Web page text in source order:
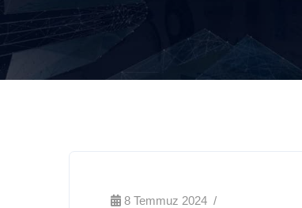
8 Temmuz 2024